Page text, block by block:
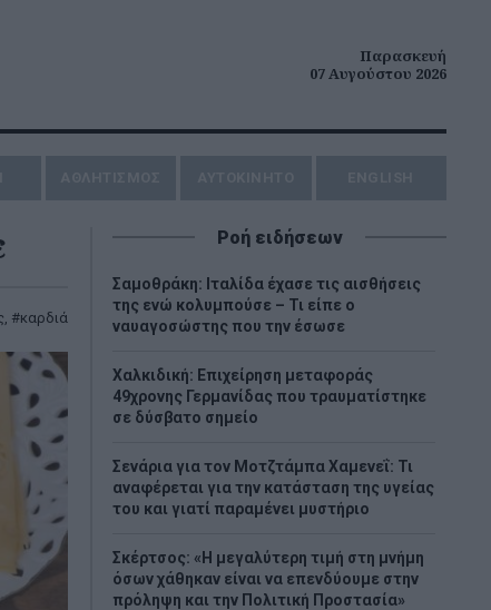
Παρασκευή
07 Αυγούστου 2026
, καρδιά
Ροή ειδήσεων
Σαμοθράκη: Ιταλίδα έχασε τις αισθήσεις
της ενώ κολυμπούσε – Τι είπε ο
ναυαγοσώστης που την έσωσε
Χαλκιδική: Επιχείρηση μεταφοράς
49χρονης Γερμανίδας που τραυματίστηκε
σε δύσβατο σημείο
Σενάρια για τον Μοτζτάμπα Χαμενεΐ: Τι
αναφέρεται για την κατάσταση της υγείας
του και γιατί παραμένει μυστήριο
Σκέρτσος: «Η μεγαλύτερη τιμή στη μνήμη
όσων χάθηκαν είναι να επενδύουμε στην
πρόληψη και την Πολιτική Προστασία»